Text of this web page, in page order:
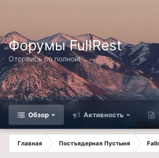
Форумы FullRest
Оторвись по полной!
Обзор Активность
Главная Постъядерная Пустыня